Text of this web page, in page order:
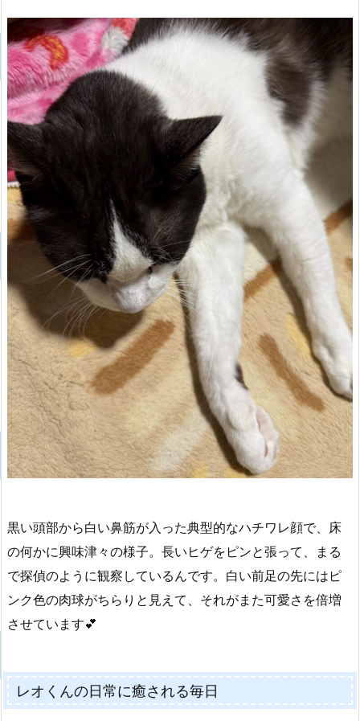
黒い頭部から白い鼻筋が入った典型的なハチワレ顔で、床
の何かに興味津々の様子。長いヒゲをピンと張って、まる
で探偵のように観察しているんです。白い前足の先にはピ
ンク色の肉球がちらりと見えて、それがまた可愛さを倍増
させています💕
レオくんの日常に癒される毎日